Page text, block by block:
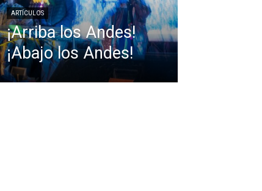
ARTÍCULOS
¡Arriba los Andes!
¡Abajo los Andes!